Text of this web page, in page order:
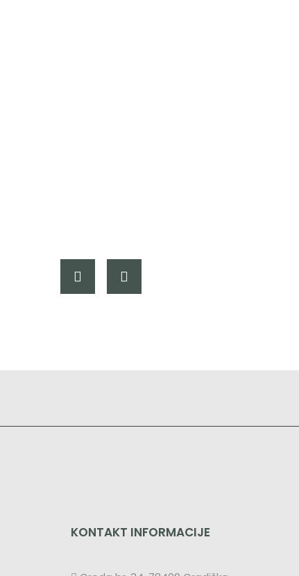
KONTAKT INFORMACIJE